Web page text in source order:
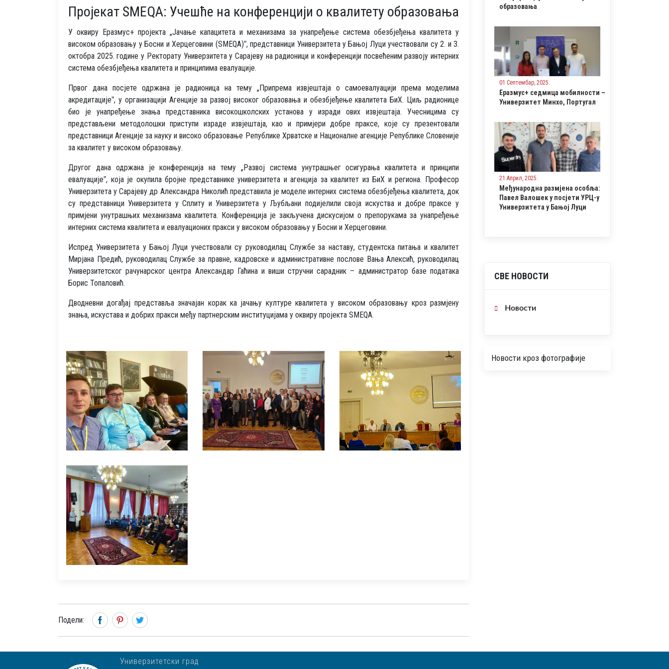
Пројекат SMEQA: Учешће нa конференцији о квалитету образовања
У оквиру Еразмус+ пројекта „Јачање капацитета и механизама за унапређење система обезбјеђења квалитета у
високом образовању у Босни и Херцеговини (SMEQA)ˮ, представници Универзитета у Бањој Луци учествовали су 2. и 3.
октобра 2025. године у Ректорату Универзитета у Сарајеву на радионици и конференцији посвећеним развоју интерних
система обезбјеђења квалитета и принципима евалуације.
Првог дана посјете одржана је радионица на тему „Припрема извјештаја о самоевалуацији према моделима
акредитацијеˮ, у организацији Агенције за развој високог образовања и обезбјеђење квалитета БиХ. Циљ радионице
био је унапређење знања представника високошколских установа у изради ових извјештаја. Учесницима су
представљени методолошки приступи израде извјештаја, као и примјери добре праксе, које су презентовали
представници Агенције за науку и високо образовање Републике Хрватске и Националне агенције Републике Словеније
за квалитет у високом образовању.
Другог дана одржана је конференција на тему „Развој система унутрашњег осигурања квалитета и принципи
евалуацијеˮ, која је окупила бројне представнике универзитета и агенција за квалитет из БиХ и региона. Професор
Универзитета у Сарајеву др Александра Николић представила је моделе интерних система обезбјеђења квалитета, док
су представници Универзитета у Сплиту и Универзитета у Љубљани подијелили своја искуства и добре праксе у
примјени унутрашњих механизама квалитета. Конференција је закључена дискусијом о препорукама за унапређење
интерних система квалитета и евалуационих пракси у високом образовању у Босни и Херцеговини.
Испред Универзитета у Бањој Луци учествовали су руководилац Службе за наставу, студентска питања и квалитет
Мирјана Предић, руководилац Службе за правне, кадровске и административне послове Вања Алексић, руководилац
Универзитетског рачунарског центра Александар Гаћина и виши стручни сарадник – администратор базе података
Борис Топаловић.
Дводневни догађај представља значајан корак ка јачању културе квалитета у високом образовању кроз размјену
знања, искустава и добрих пракси међу партнерским институцијама у оквиру пројекта SMEQA.
Подели:
образовања
01 Септембар, 2025.
Еразмус+ седмица мобилности –
Универзитет Минхо, Португал
21 Април, 2025.
Међународна размјена особља:
Павел Валошек у посјети УРЦ-у
Универзитета у Бањој Луци
СВЕ НОВОСТИ
Новости
Новости кроз фотографије
Универзитетски град